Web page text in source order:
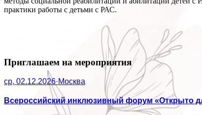
практики работы с детьми с РАС.
Приглашаем на мероприятия
ср, 02.12.2026·Москва
Всероссийский инклюзивный форум «Открыто